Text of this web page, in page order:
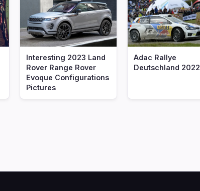
Interesting 2023 Land
Rover Range Rover
Evoque Configurations
Pictures
Adac Rallye
Deutschland 2022